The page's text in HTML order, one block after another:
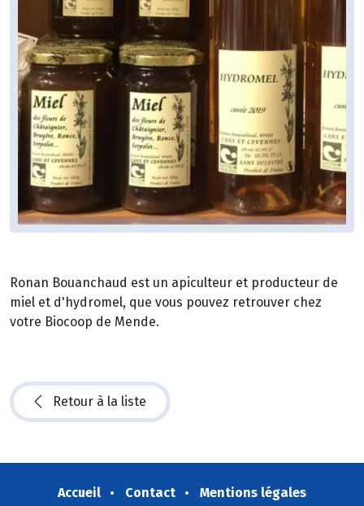
Ronan Bouanchaud est un apiculteur et producteur de
miel et d'hydromel, que vous pouvez retrouver chez
votre Biocoop de Mende.
Retour à la liste
Accueil Contact
Mentions légales